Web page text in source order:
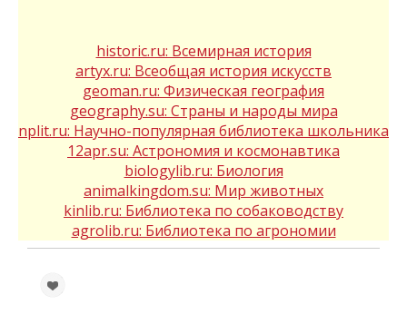
historic.ru: Всемирная история
artyx.ru: Всеобщая история искусств
geoman.ru: Физическая география
geography.su: Страны и народы мира
nplit.ru: Научно-популярная библиотека школьника
12apr.su: Астрономия и космонавтика
biologylib.ru: Биология
animalkingdom.su: Мир животных
kinlib.ru: Библиотека по собаководству
agrolib.ru: Библиотека по агрономии